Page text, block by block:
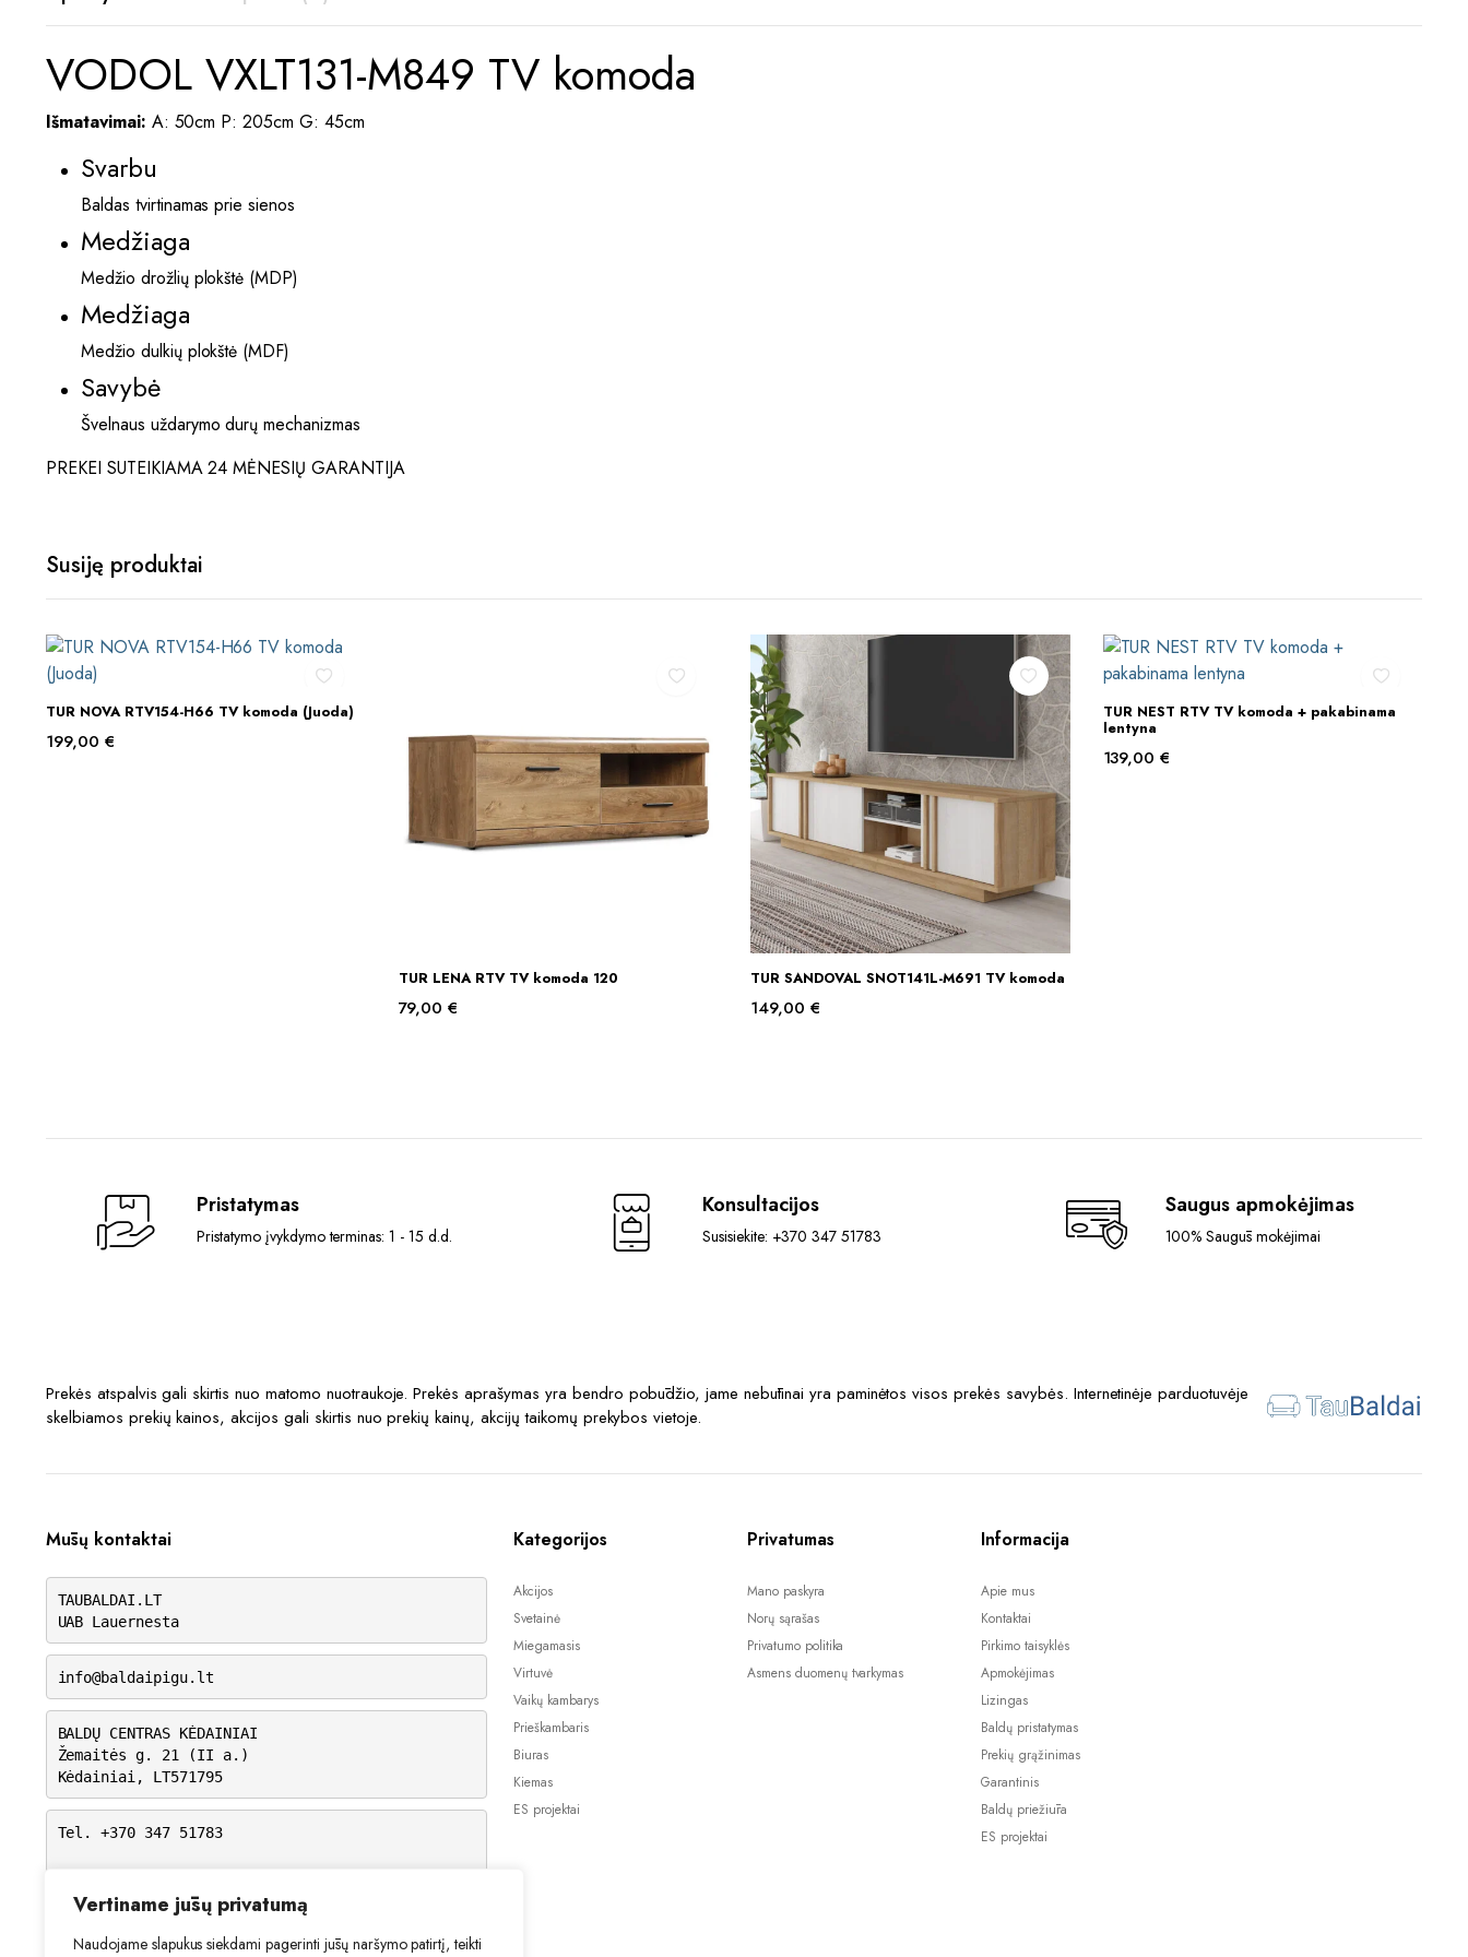
Vertiname jūsų privatumą
Naudojame slapukus siekdami pagerinti jūsų naršymo patirtį, teikti
VODOL VXLT131-M849 TV komoda
Išmatavimai: A: 50cm P: 205cm G: 45cm
Svarbu
Baldas tvirtinamas prie sienos
Medžiaga
Medžio drožlių plokštė (MDP)
Medžiaga
Medžio dulkių plokštė (MDF)
Savybė
Švelnaus uždarymo durų mechanizmas
PREKEI SUTEIKIAMA 24 MĖNESIŲ GARANTIJA
Susiję produktai
Į KREPŠELĮ
TUR NOVA RTV154-H66 TV komoda (Juoda)
199,00 €
Į KREPŠELĮ
TUR LENA RTV TV komoda 120
79,00€
Į KREPŠELĮ
TUR SANDOVAL SNOT141L-M691 TV komoda
149,00 €
Į KREPŠELĮ
TUR NEST RTV TV komoda + pakabinama
lentyna
139,00€
Pristatymas
Pristatymo įvykdymo terminas: 1 - 15 d.d.
Konsultacijos
Susisiekite: +370 347 51783
Saugus apmokėjimas
100% Saugūs mokėjimai
Prekės atspalvis gali skirtis nuo matomo nuotraukoje. Prekės aprašymas yra bendro pobūdžio, jame nebūtinai yra paminėtos visos prekės savybės. Internetinėje parduotuvėje
skelbiamos prekių kainos, akcijos gali skirtis nuo prekių kainų, akcijų taikomų prekybos vietoje.
Mūsų kontaktai
TAUBALDAI.LT
UAB Lauernesta
info@baldaipigu.lt
BALDŲ CENTRAS KĖDAINIAI
Žemaitės g. 21 (II a.)
Kėdainiai, LT571795
Tel. +370 347 51783
VI: 9.00 – 15.00
VII: Nedirbame
Kategorijos
Akcijos
Svetainė
Miegamasis
Virtuvė
Vaikų kambarys
Prieškambaris
Biuras
Kiemas
ES projektai
Privatumas
Mano paskyra
Norų sąrašas
Privatumo politika
Asmens duomenų tvarkymas
Informacija
Apie mus
Kontaktai
Pirkimo taisyklės
Apmokėjimas
Lizingas
Baldų pristatymas
Prekių grąžinimas
Garantinis
Baldų priežiūra
ES projektai